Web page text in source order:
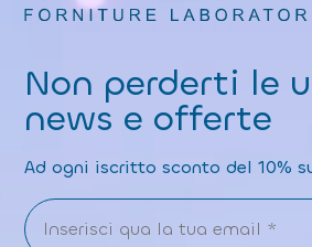
Non perderti le
news e offerte
Ad ogni iscritto sconto del 10%